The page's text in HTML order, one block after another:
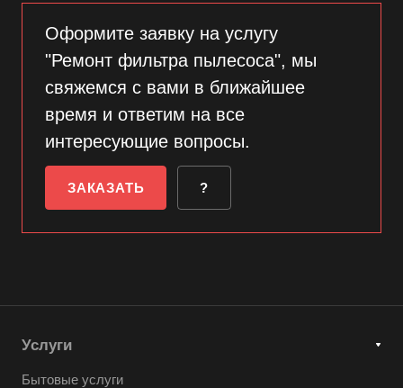
Оформите заявку на услугу
"Ремонт фильтра пылесоса", мы
свяжемся с вами в ближайшее
время и ответим на все
интересующие вопросы.
ЗАКАЗАТЬ ?
Услуги
Бытовые услуги